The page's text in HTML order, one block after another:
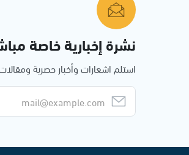
نشرة إخبارية خاصة
استلم اشعارات وأخبار حصرية